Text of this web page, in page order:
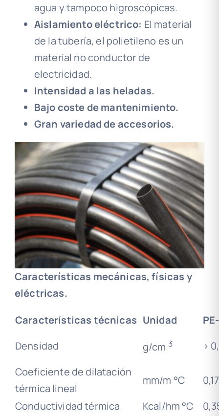
agua y tampoco higroscópicas.
Aislamiento eléctrico: El material
de la tubería, el polietileno es un
material no conductor de
electricidad.
Intensidad a las heladas.
Bajo coste de mantenimiento.
Gran variedad de accesorios.
Características mecánicas, físicas y
eléctricas.
Características técnicas Unidad
Densidad
g/cm 3
>
Coeficiente de dilatación
térmica lineal
mm/m °C
0,17
Conductividad térmica
Kcal/hm °C